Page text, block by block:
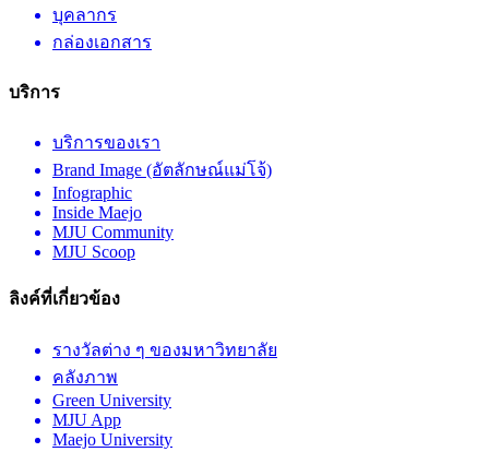
บุคลากร
กล่องเอกสาร
บริการ
บริการของเรา
Brand Image (อัตลักษณ์แม่โจ้)
Infographic
Inside Maejo
MJU Community
MJU Scoop
ลิงค์ที่เกี่ยวข้อง
รางวัลต่าง ๆ ของมหาวิทยาลัย
คลังภาพ
Green University
MJU App
Maejo University